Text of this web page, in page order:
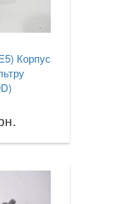
Корпус